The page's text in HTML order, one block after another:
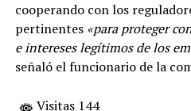
cooperando con los
pertinentes «para proteger
e intereses legítimos de los
señaló el funcionario de la
Visitas 144